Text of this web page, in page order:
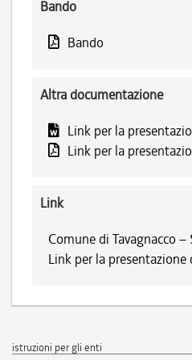
Bando
Bando
Altra documentazione
Link per la
Link per la
Link
Comune di Tavagnacco –
Link per la
istruzioni per gli enti